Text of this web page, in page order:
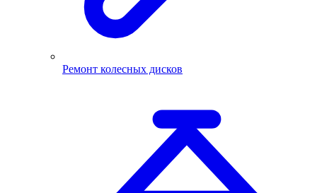
Ремонт колесных дисков